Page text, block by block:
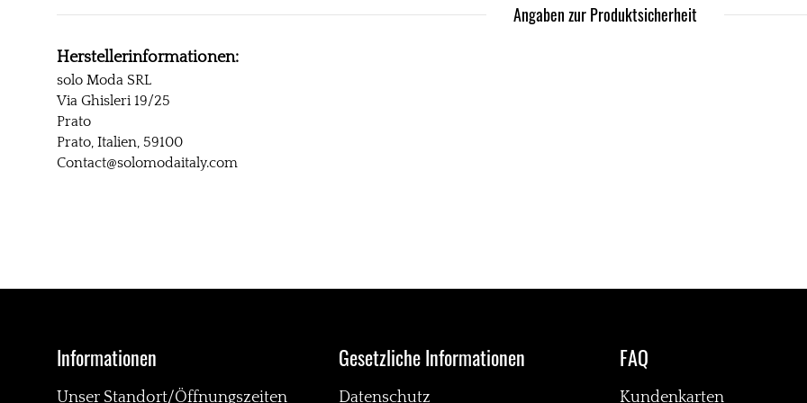
Angaben zur Produktsicherheit
Herstellerinformationen:
solo Moda SRL
Via Ghisleri 19/25
Prato
Prato, Italien, 59100
Contact@solomodaitaly.com
Informationen
Unser Standort/Öffnungszeiten
Gesetzliche Informationen
Datenschutz
FAQ
Kundenkarten